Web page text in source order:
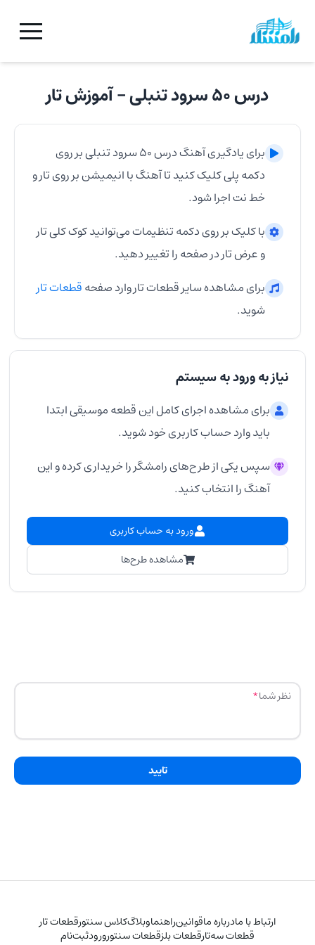
درس ۵۰ سرود تنبلی - آموزشتار
برای یادگیری آهنگدرس ۵۰ سرود تنبلی
بر روی
دکمه پلی کلیک کنید تا آهنگ با انیمیشن بر رویتارو
خط نت اجرا شود.
با کلیک بر روی دکمه تنظیمات می‌توانید کوک کلیتار
و عرضتاردر صفحه را تغییر دهید.
برای مشاهده سایر قطعاتتاروارد صفحهقطعاتتار
شوید.
نیاز به ورود به سیستم
برای مشاهده اجرای کامل این قطعه موسیقی ابتدا
باید وارد حساب کاربری خود شوید.
سپس یکی از طرح‌های رامشگر را خریداری کرده و این
آهنگ را انتخاب کنید.
ورود به حساب کاربری
مشاهده طرح‌ها
نظر شما
تایید
ارتباط با مادرباره ماقوانینراهنماوبلاگکلاس سنتورقطعات تار
قطعات سه‌تارقطعات بلزقطعات سنتورورودثبت‌نام